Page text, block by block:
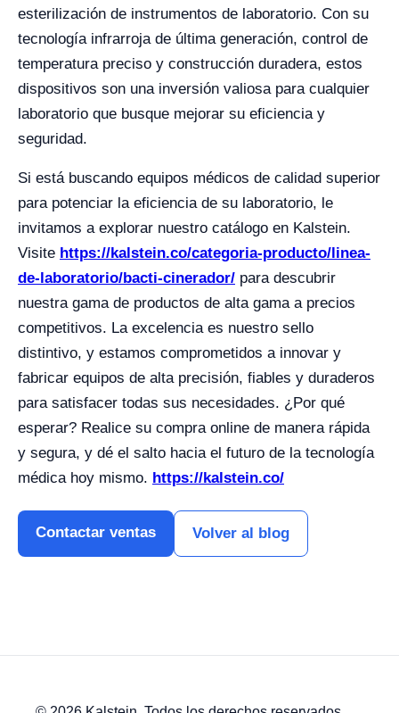
esterilización de instrumentos de laboratorio. Con su
tecnología infrarroja de última generación, control de
temperatura preciso y construcción duradera, estos
dispositivos son una inversión valiosa para cualquier
laboratorio que busque mejorar su eficiencia y
seguridad.
Si está buscando equipos médicos de calidad superior
para potenciar la eficiencia de su laboratorio, le
invitamos a explorar nuestro catálogo en Kalstein.
Visite https://kalstein.co/categoria-producto/linea-
de-laboratorio/bacti-cinerador/ para descubrir
nuestra gama de productos de alta gama a precios
competitivos. La excelencia es nuestro sello
distintivo, y estamos comprometidos a innovar y
fabricar equipos de alta precisión, fiables y duraderos
para satisfacer todas sus necesidades. ¿Por qué
esperar? Realice su compra online de manera rápida
y segura, y dé el salto hacia el futuro de la tecnología
médica hoy mismo. https://kalstein.co/
Contactar ventas Volver al blog